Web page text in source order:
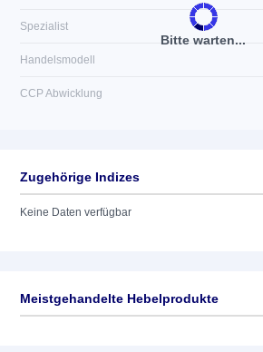
Bitte warten...
Spezialist
Handelsmodell
CCP Abwicklung
Zugehörige Indizes
Keine Daten verfügbar
Meistgehandelte Hebelprodukte